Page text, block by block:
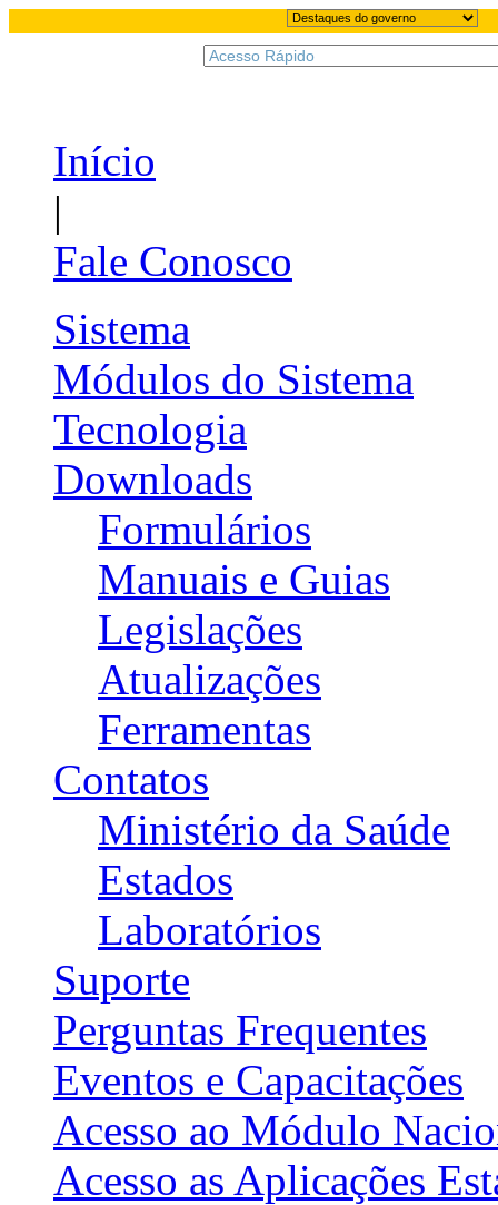
Início
|
Fale Conosco
Sistema
Módulos do Sistema
Tecnologia
Downloads
Formulários
Manuais e Guias
Legislações
Atualizações
Ferramentas
Contatos
Ministério da Saúde
Estados
Laboratórios
Suporte
Perguntas Frequentes
Eventos e Capacitações
Acesso ao Módulo
Acesso as Aplicações